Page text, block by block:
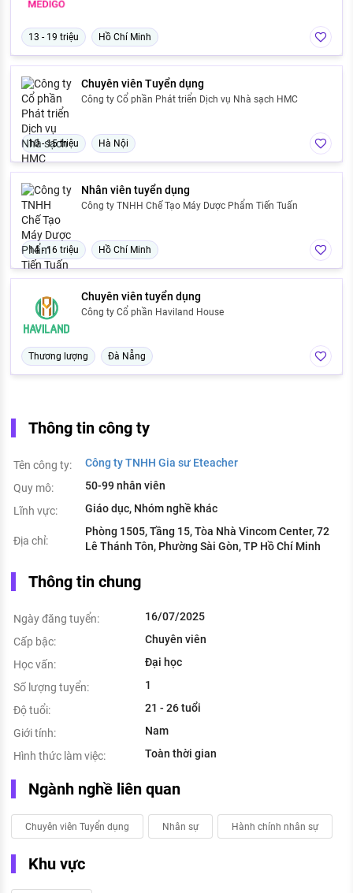
13 - 19 triệu Hồ Chí Minh
Chuyên viên Tuyển dụng
Công ty Cổ phần Phát triển Dịch vụ Nhà sạch HMC
10 - 15 triệu Hà Nội
Nhân viên tuyển dụng
Công ty TNHH Chế Tạo Máy Dược Phẩm Tiến Tuấn
14 - 16 triệu Hồ Chí Minh
Chuyên viên tuyển dụng
Công ty Cổ phần Haviland House
Thương lượng Đà Nẵng
Thông tin công ty
Tên công ty:
Công ty TNHH Gia sư Eteacher
Quy mô:
50-99 nhân viên
Lĩnh vực:
Giáo dục, Nhóm nghề khác
Địa chỉ:
Phòng 1505, Tầng 15, Tòa Nhà Vincom Center, 72
Lê Thánh Tôn, Phường Sài Gòn, TP Hồ Chí Minh
Thông tin chung
Ngày đăng tuyển:
16/07/2025
Cấp bậc:
Chuyên viên
Học vấn:
Đại học
Số lượng tuyển:
1
Độ tuổi:
21 - 26 tuổi
Giới tính:
Nam
Hình thức làm việc:
Toàn thời gian
Ngành nghề liên quan
Chuyên viên Tuyển dụng Nhân sự Hành chính nhân sự
Khu vực